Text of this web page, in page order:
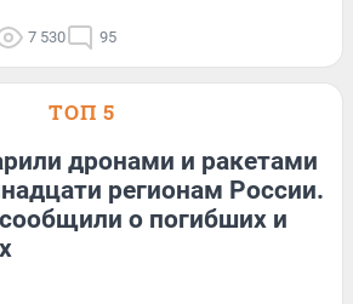
7 530 95
ТОП 5
дронами и ракетами
регионам России.
о погибших и